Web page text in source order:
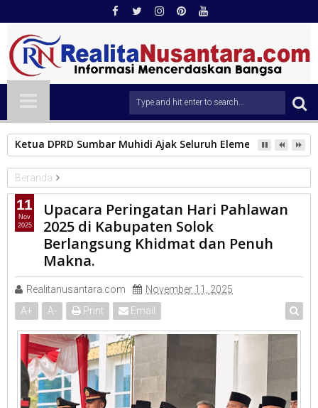
Ketua DPRD Sumbar Muhidi Ajak Seluruh Elemen
Beranda
KAB.SOLOK
Upacara Peringatan Hari Pahlawan 2025 di Kabupaten Solok
Berlangsung Khidmat dan Penuh Makna.
Upacara Peringatan Hari Pahlawan
2025 di Kabupaten Solok
Berlangsung Khidmat dan Penuh
Makna.
Realitanusantara.com
November 11, 2025
A+ A- Print Email
11
Nov
2025